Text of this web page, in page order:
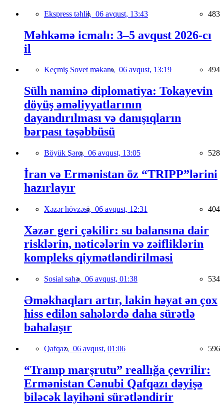
Ekspress təhlil, 06 avqust, 13:43 483
Məhkəmə icmalı: 3–5 avqust 2026-cı
il
Keçmiş Sovet məkanı, 06 avqust, 13:19 494
Sülh naminə diplomatiya: Tokayevin
döyüş əməliyyatlarının
dayandırılması və danışıqların
bərpası təşəbbüsü
Böyük Şərq, 06 avqust, 13:05 528
İran və Ermənistan öz “TRIPP”lərini
hazırlayır
Xəzər hövzəsi, 06 avqust, 12:31 404
Xəzər geri çəkilir: su balansına dair
risklərin, nəticələrin və zəifliklərin
kompleks qiymətləndirilməsi
Sosial sahə, 06 avqust, 01:38 534
Əməkhaqları artır, lakin həyat ən çox
hiss edilən sahələrdə daha sürətlə
bahalaşır
Qafqaz, 06 avqust, 01:06 596
“Tramp marşrutu” reallığa çevrilir:
Ermənistan Cənubi Qafqazı dəyişə
biləcək layihəni sürətləndirir